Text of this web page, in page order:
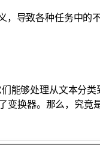
导致各种任务中的不
能够处理从文本分
变换器。那么，究竟